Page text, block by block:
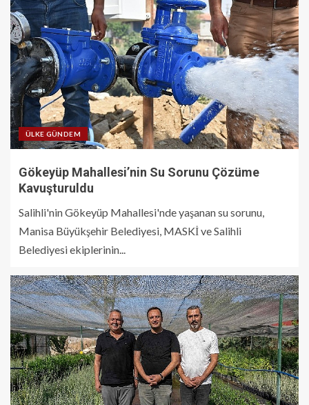
ÜLKE GÜNDEM
Gökeyüp Mahallesi’nin Su Sorunu Çözüme
Kavuşturuldu
Salihli'nin Gökeyüp Mahallesi'nde yaşanan su sorunu,
Manisa Büyükşehir Belediyesi, MASKİ ve Salihli
Belediyesi ekiplerinin...